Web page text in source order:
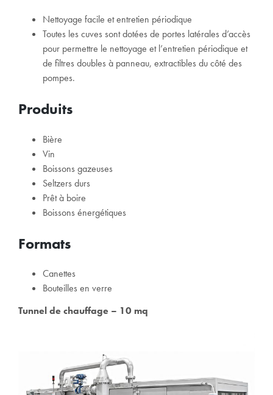
Nettoyage facile et entretien périodique
Toutes les cuves sont dotées de portes latérales d’accès
pour permettre le nettoyage et l’entretien périodique et
de filtres doubles à panneau, extractibles du côté des
pompes.
Produits
Bière
Vin
Boissons gazeuses
Seltzers durs
Prêt à boire
Boissons énergétiques
Formats
Canettes
Bouteilles en verre
Tunnel de chauffage – 10 mq